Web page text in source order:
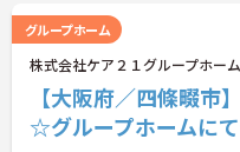
グループホーム
株式会社ケア２１グループホー
【大阪府／四條畷
☆グループホームに